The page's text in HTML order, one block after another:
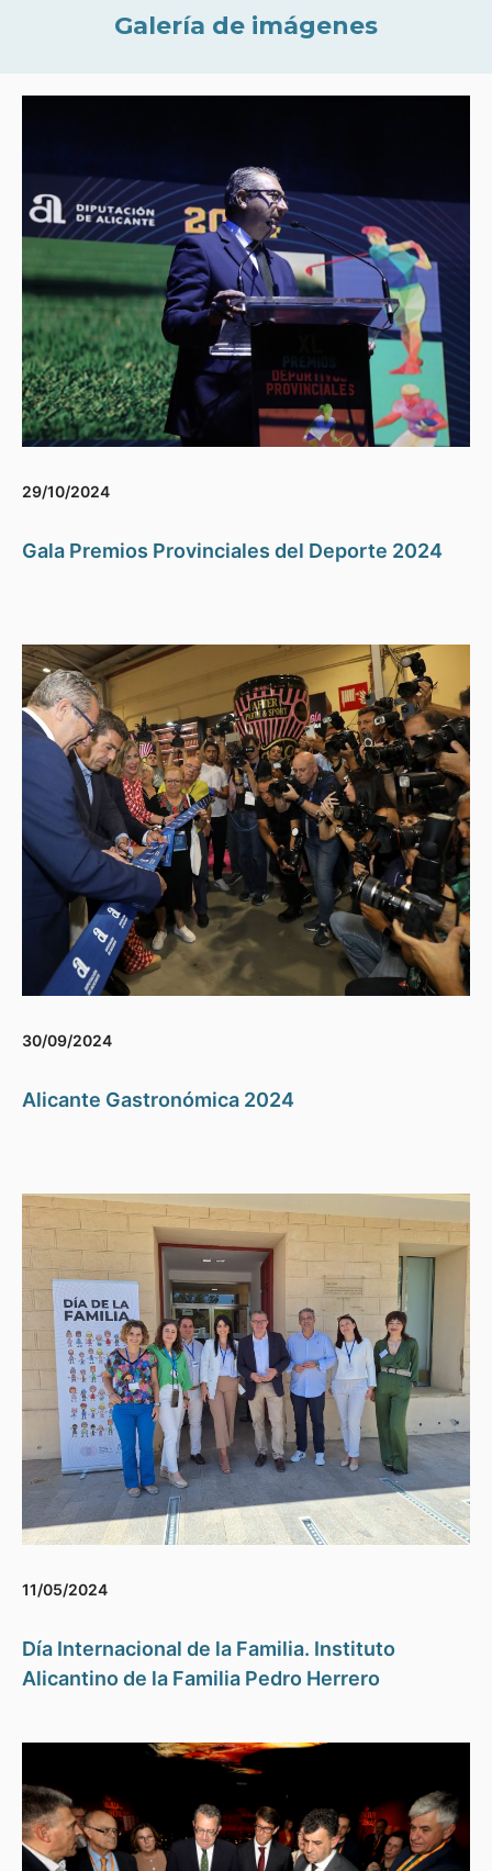
Galería de imágenes
29/10/2024
Gala Premios Provinciales del Deporte 2024
30/09/2024
Alicante Gastronómica 2024
11/05/2024
Día Internacional de la Familia. Instituto
Alicantino de la Familia Pedro Herrero